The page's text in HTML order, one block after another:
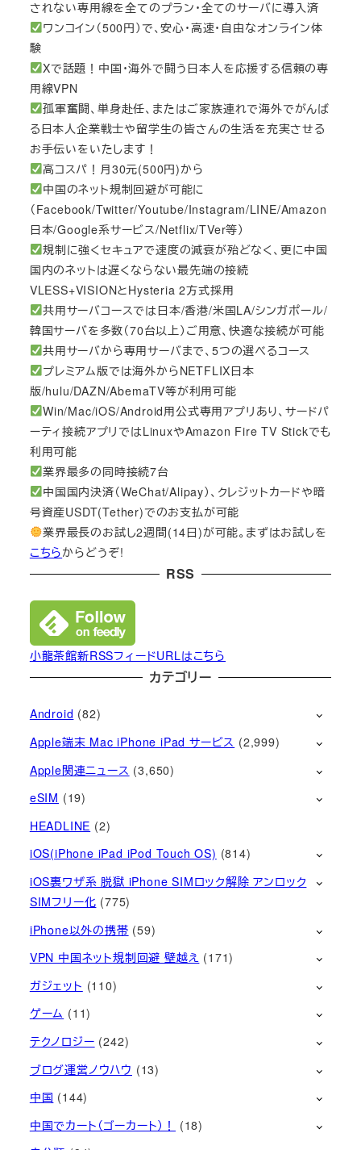
されない専用線を全てのプラン・全てのサーバに導入済
ワンコイン（500円）で、安心・高速・自由なオンライン体
験
Xで話題！中国・海外で闘う日本人を応援する信頼の専
用線VPN
孤軍奮闘、単身赴任、またはご家族連れで海外でがんば
る日本人企業戦士や留学生の皆さんの生活を充実させる
お手伝いをいたします！
高コスパ！月30元(500円)から
中国のネット規制回避が可能に
（Facebook/Twitter/Youtube/Instagram/LINE/Amazon
日本/Google系サービス/Netflix/TVer等）
規制に強くセキュアで速度の減衰が殆どなく、更に中国
国内のネットは遅くならない最先端の接続
VLESS+VISIONとHysteria 2方式採用
共用サーバコースでは日本/香港/米国LA/シンガポール/
韓国サーバを多数（70台以上）ご用意、快適な接続が可能
共用サーバから専用サーバまで、5つの選べるコース
プレミアム版では海外からNETFLIX日本
版/hulu/DAZN/AbemaTV等が利用可能
Win/Mac/iOS/Android用公式専用アプリあり、サードパ
ーティ接続アプリではLinuxやAmazon Fire TV Stickでも
利用可能
業界最多の同時接続7台
中国国内決済（WeChat/Alipay）、クレジットカードや暗
号資産USDT(Tether)でのお支払が可能
業界最長のお試し2週間(14日)が可能。まずはお試しを
こちらからどうぞ!
RSS
小龍茶館新RSSフィードURLはこちら
カテゴリー
Android (82)
Apple端末 Mac iPhone iPad サービス (2,999)
Apple関連ニュース (3,650)
eSIM (19)
HEADLINE (2)
iOS(iPhone iPad iPod Touch OS) (814)
iOS裏ワザ系 脱獄 iPhone SIMロック解除 アンロック
SIMフリー化 (775)
iPhone以外の携帯 (59)
VPN 中国ネット規制回避 壁越え (171)
ガジェット (110)
ゲーム (11)
テクノロジー (242)
ブログ運営ノウハウ (13)
中国 (144)
中国でカート（ゴーカート）！
(18)